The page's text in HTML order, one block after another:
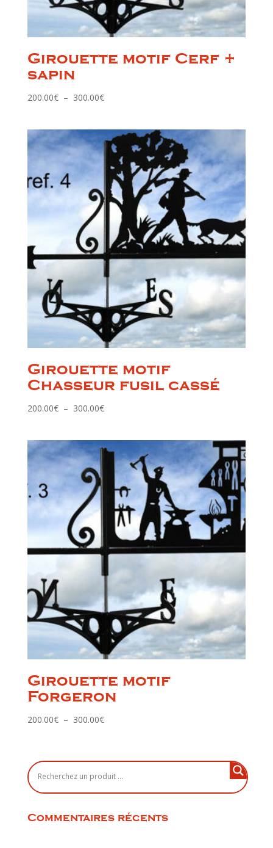
Girouette motif Cerf +
sapin
200.00€ – 300.00€Plage
200.00€
à
300.00€
Girouette motif
Chasseur fusil cassé
200.00€ – 300.00€Plage
200.00€
Girouette motif
Forgeron
200.00€ – 300.00€Plage
200.00€
à
Commentaires récents